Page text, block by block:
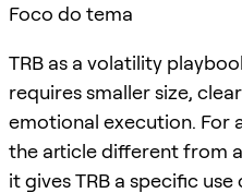
Foco do tema
TRB as a volatility
requires smaller size,
emotional execution. For
the article different from
it gives TRB a specific